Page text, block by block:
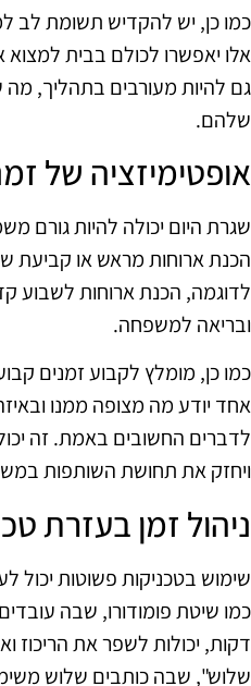
כמו כן, יש להקדיש תשומת לב
אלו יאפשרו לכולם בבית למצוא
גם להיות מעורבים בתהליך,
שלהם.
אופטימיזציה של
שגרת היום יכולה להיות גורם
הכנת ארוחות מראש או קביעת
לדוגמה, הכנת ארוחות לשבוע
ובריאה למשפחה.
כמו כן, מומלץ לקבוע זמנים
אחד יודע מה מצופה ממנו
לדברים החשובים באמת. זה
ויחזק את תחושת השותפות
ניהול זמן בעזרת
שימוש בטכניקות פשוטות יכול
דקות, יכולות לשפר את הריכוז
שלוש", שבה כותבים שלוש